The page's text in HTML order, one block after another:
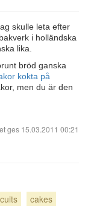
skulle leta efter
i holländska
lika.
bröd ganska
kokta på
men du är den
ges 15.03.2011 00:21
cakes